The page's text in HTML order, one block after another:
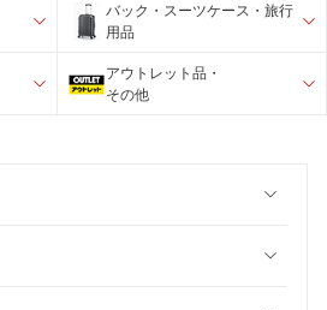
バック・スーツケース・旅行
用品
アウトレット品・
その他